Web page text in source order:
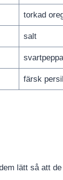
torkad
salt
färsk
lätt så att